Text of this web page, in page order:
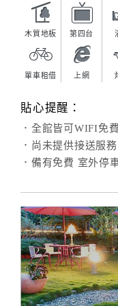
木質地板 第四台
單車租借 上網
貼心提醒：
．全館皆可WIFI免
．尚未提供接送服務
．備有免費 室外停